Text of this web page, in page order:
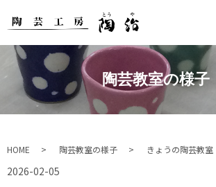
陶芸教室の様子
HOME 陶芸教室の様子 きょうの陶芸教室
2026-02-05